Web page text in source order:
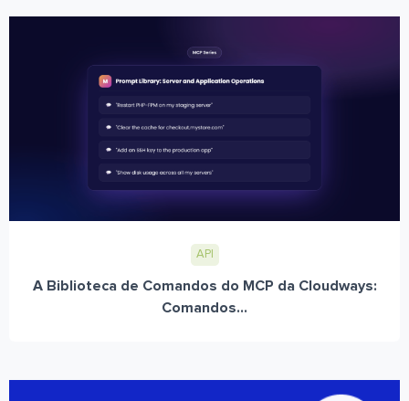
API
A Biblioteca de Comandos do MCP da Cloudways:
Comandos...